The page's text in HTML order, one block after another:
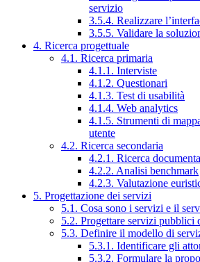
servizio
3.5.4. Realizzare
3.5.5. Validare la
4. Ricerca progettuale
4.1. Ricerca primaria
4.1.1. Interviste
4.1.2. Questionari
4.1.3. Test di usabilità
4.1.4. Web analytics
4.1.5. Strumenti di
utente
4.2. Ricerca secondaria
4.2.1. Ricerca
4.2.2. Analisi benchmark
4.2.3. Valutazione
5. Progettazione dei servizi
5.1. Cosa sono i servizi e il
5.2. Progettare servizi pubblici
5.3. Definire il modello di
5.3.1. Identificare gli
5.3.2. Formulare la